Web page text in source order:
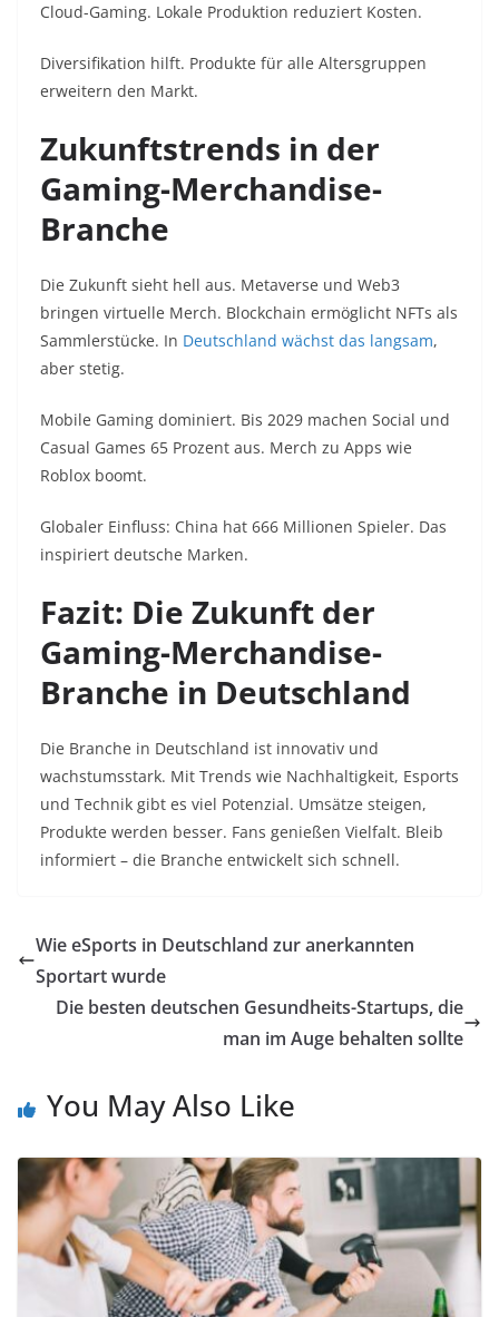
Cloud-Gaming. Lokale Produktion reduziert Kosten.
Diversifikation hilft. Produkte für alle Altersgruppen
erweitern den Markt.
Zukunftstrends in der
Gaming-Merchandise-
Branche
Die Zukunft sieht hell aus. Metaverse und Web3
bringen virtuelle Merch. Blockchain ermöglicht NFTs als
Sammlerstücke. In Deutschland wächst das langsam,
aber stetig.
Mobile Gaming dominiert. Bis 2029 machen Social und
Casual Games 65 Prozent aus. Merch zu Apps wie
Roblox boomt.
Globaler Einfluss: China hat 666 Millionen Spieler. Das
inspiriert deutsche Marken.
Fazit: Die Zukunft der
Gaming-Merchandise-
Branche in Deutschland
Die Branche in Deutschland ist innovativ und
wachstumsstark. Mit Trends wie Nachhaltigkeit, Esports
und Technik gibt es viel Potenzial. Umsätze steigen,
Produkte werden besser. Fans genießen Vielfalt. Bleib
informiert – die Branche entwickelt sich schnell.
Wie eSports in Deutschland zur anerkannten
Sportart wurde
Die besten deutschen Gesundheits-Startups, die
man im Auge behalten sollte
You May Also Like